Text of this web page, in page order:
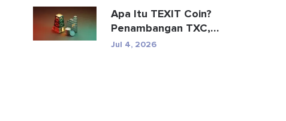
Apa Itu TEXIT Coin?
Penambangan TXC,
Spesifikasi, dan Risiko
Jul 4, 2026